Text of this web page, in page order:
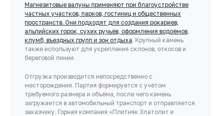
Магнезитовые валуны применяют при благоустройстве
частных участков, парков, гостиниц и общественных
пространств. Они подходят для создания рокариев,
альпийских горок, сухих ручьёв, оформления водоёмов,
клумб, въездных групп и зон отдыха. Крупный камень
также используют для укрепления склонов, откосов и
береговой линии.
Отгрузка производится непосредственно с
месторождения. Партия формируется с учётом
требуемого размера и объёма, после чего камень
загружается в автомобильный транспорт и отправляется
заказчику. Горная компания «Плитняк Златолит и